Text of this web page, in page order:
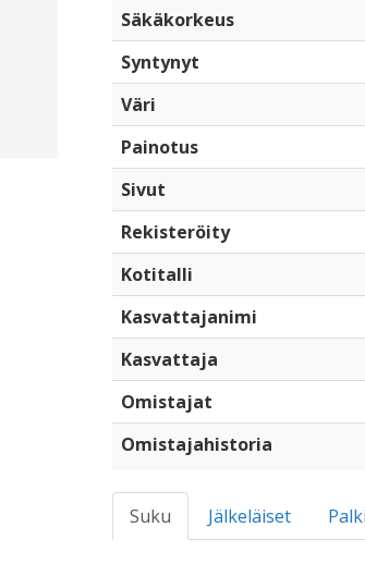
Säkäkorkeus
Syntynyt
Väri
Painotus
Sivut
Rekisteröity
Kotitalli
Kasvattajanimi
Kasvattaja
Omistajat
Omistajahistoria
Suku Jälkeläiset